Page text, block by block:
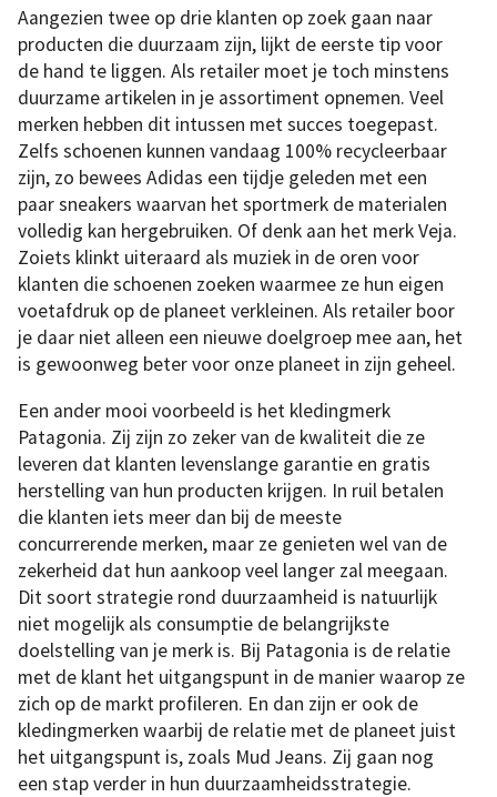
Aangezien twee op drie klanten op zoek gaan naar
producten die duurzaam zijn, lijkt de eerste tip voor
de hand te liggen. Als retailer moet je toch minstens
duurzame artikelen in je assortiment opnemen. Veel
merken hebben dit intussen met succes toegepast.
Zelfs schoenen kunnen vandaag 100% recycleerbaar
zijn, zo bewees Adidas een tijdje geleden met een
paar sneakers waarvan het sportmerk de materialen
volledig kan hergebruiken. Of denk aan het merk Veja.
Zoiets klinkt uiteraard als muziek in de oren voor
klanten die schoenen zoeken waarmee ze hun eigen
voetafdruk op de planeet verkleinen. Als retailer boor
je daar niet alleen een nieuwe doelgroep mee aan, het
is gewoonweg beter voor onze planeet in zijn geheel.
Een ander mooi voorbeeld is het kledingmerk
Patagonia. Zij zijn zo zeker van de kwaliteit die ze
leveren dat klanten levenslange garantie en gratis
herstelling van hun producten krijgen. In ruil betalen
die klanten iets meer dan bij de meeste
concurrerende merken, maar ze genieten wel van de
zekerheid dat hun aankoop veel langer zal meegaan.
Dit soort strategie rond duurzaamheid is natuurlijk
niet mogelijk als consumptie de belangrijkste
doelstelling van je merk is. Bij Patagonia is de relatie
met de klant het uitgangspunt in de manier waarop ze
zich op de markt profileren. En dan zijn er ook de
kledingmerken waarbij de relatie met de planeet juist
het uitgangspunt is, zoals Mud Jeans. Zij gaan nog
een stap verder in hun duurzaamheidsstrategie.